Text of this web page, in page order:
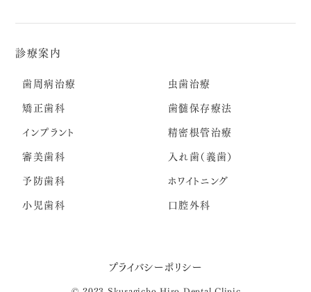
診療案内
歯周病治療
矯正歯科
インプラント
虫歯治療
歯髄保存療法
精密根管治療
審美歯科
予防歯科
小児歯科
入れ歯（義歯）
ホワイトニング
口腔外科
プライバシーポリシー